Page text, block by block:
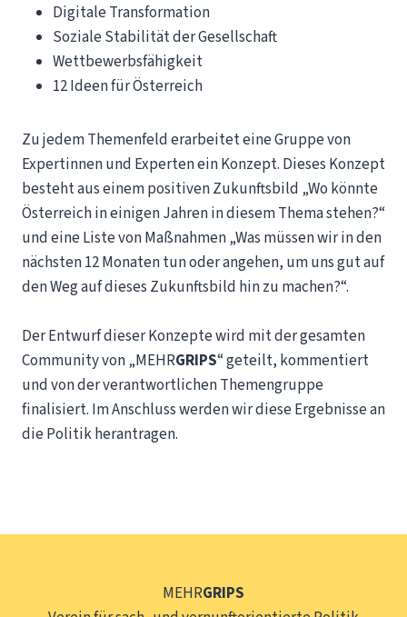
Digitale Transformation
Soziale Stabilität der Gesellschaft
Wettbewerbsfähigkeit
12 Ideen für Österreich
Zu jedem Themenfeld erarbeitet eine Gruppe von
Expertinnen und Experten ein Konzept. Dieses Konzept
besteht aus einem positiven Zukunftsbild „Wo könnte
Österreich in einigen Jahren in diesem Thema stehen?“
und eine Liste von Maßnahmen „Was müssen wir in den
nächsten 12 Monaten tun oder angehen, um uns gut auf
den Weg auf dieses Zukunftsbild hin zu machen?“.
Der Entwurf dieser Konzepte wird mit der gesamten
Community von „MEHRGRIPS“ geteilt, kommentiert
und von der verantwortlichen Themengruppe
finalisiert. Im Anschluss werden wir diese Ergebnisse an
die Politik herantragen.
MEHRGRIPS